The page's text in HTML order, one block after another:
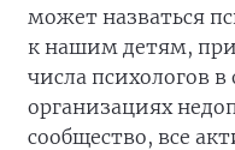
может назваться
к нашим детям,
числа психологов
организациях
сообщество, все